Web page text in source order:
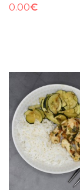
0.00€